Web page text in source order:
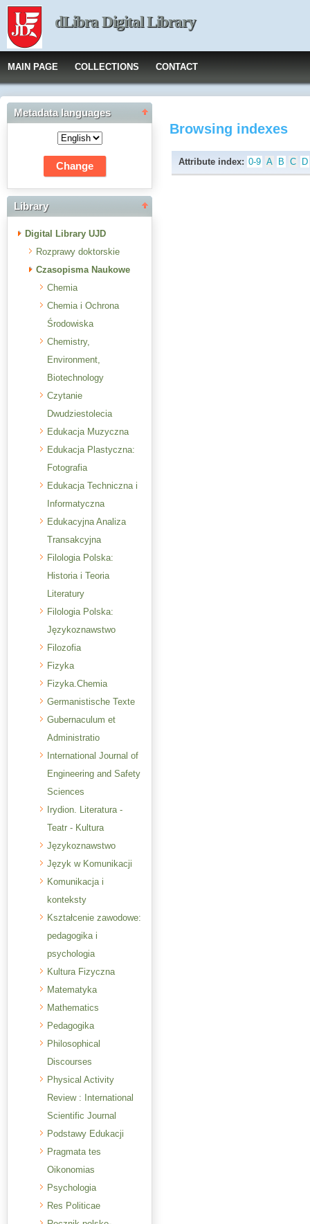
dLibra Digital Library
MAIN PAGE COLLECTIONS CONTACT
Metadata languages
Library
Digital Library UJD
Rozprawy doktorskie
Czasopisma Naukowe
Chemia
Chemia i Ochrona
Środowiska
Chemistry,
Environment,
Biotechnology
Czytanie
Dwudziestolecia
Edukacja Muzyczna
Edukacja Plastyczna:
Fotografia
Edukacja Techniczna i
Informatyczna
Edukacyjna Analiza
Transakcyjna
Filologia Polska:
Historia i Teoria
Literatury
Filologia Polska:
Językoznawstwo
Filozofia
Fizyka
Fizyka.Chemia
Germanistische Texte
Gubernaculum et
Administratio
International Journal of
Engineering and Safety
Sciences
Irydion. Literatura -
Teatr - Kultura
Językoznawstwo
Język w Komunikacji
Komunikacja i
konteksty
Kształcenie zawodowe:
pedagogika i
psychologia
Kultura Fizyczna
Matematyka
Mathematics
Pedagogika
Philosophical
Discourses
Physical Activity
Review : International
Scientific Journal
Podstawy Edukacji
Pragmata tes
Oikonomias
Psychologia
Res Politicae
Browsing indexes
Attribute index: 0-9 A B C D